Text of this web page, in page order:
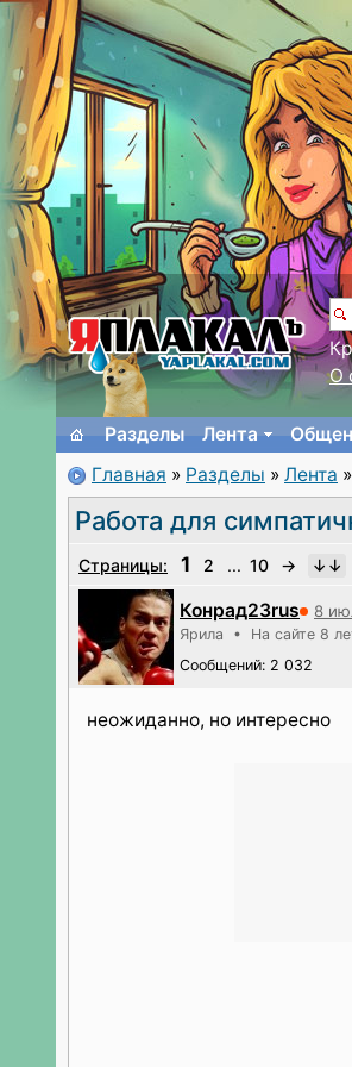
О
Разделы Лента
Главная » Разделы » Лента »
Работа для
Страницы: 1 2 ... 10 →
Конрад23rus 8
Ярила • На сайте 8
Сообщений: 2 032
неожиданно, но интересно